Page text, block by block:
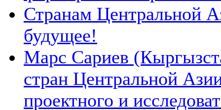
Странам Центральной
будущее!
Марс Сариев
стран Центральной
проектного и